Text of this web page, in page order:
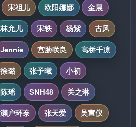
宋祖儿 欧阳娜娜
金晨
林允儿 宋轶 杨紫
古风
Jennie 宫胁咲良
高桥千凛
徐璐 张予曦
小初
陈瑶 SNH48
关之琳
濑户环奈 张天爱
吴宣仪